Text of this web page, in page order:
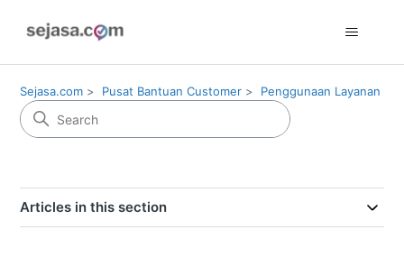
Sejasa.com Pusat Bantuan Customer Penggunaan Layanan
Articles in this section